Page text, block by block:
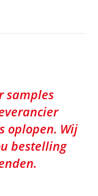
samples
oplopen. Wij
bestelling